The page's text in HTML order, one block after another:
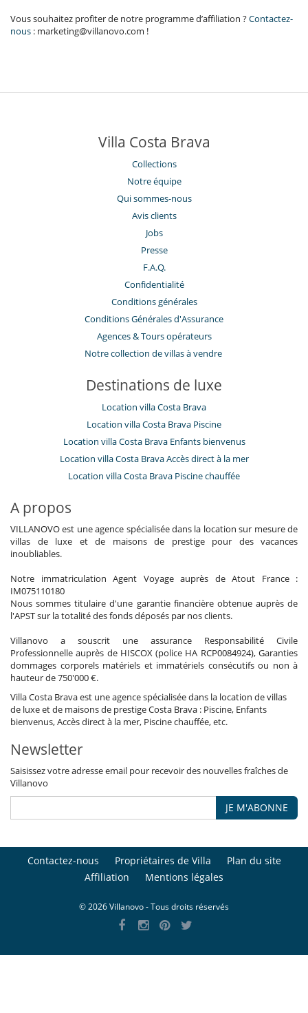
Vous souhaitez profiter de notre programme d’affiliation ?Contactez-
nous : marketing@villanovo.com !
Villa Costa Brava
Collections
Notre équipe
Qui sommes-nous
Avis clients
Jobs
Presse
F.A.Q.
Confidentialité
Conditions générales
Conditions Générales d'Assurance
​Agences & Tours opérateurs
Notre collection de villas à vendre
Destinations de luxe
Location villa Costa Brava
Location villa Costa Brava Piscine
Location villa Costa Brava Enfants bienvenus
Location villa Costa Brava Accès direct à la mer
Location villa Costa Brava Piscine chauffée
A propos
VILLANOVO est une agence spécialisée dans la location sur mesure de
villas de luxe et de maisons de prestige pour des vacances
inoubliables.
Notre immatriculation Agent Voyage auprès de Atout France :
IM075110180
Nous sommes titulaire d'une garantie financière obtenue auprès de
l'APST sur la totalité des fonds déposés par nos clients.
Villanovo a souscrit une assurance Responsabilité Civile
Professionnelle auprès de HISCOX (police HA RCP0084924), Garanties
dommages corporels matériels et immatériels consécutifs ou non à
hauteur de 750'000 €.
Villa Costa Brava est une agence spécialisée dans la location de villas
de luxe et de maisons de prestige Costa Brava : Piscine, Enfants
bienvenus, Accès direct à la mer, Piscine chauffée, etc.
Newsletter
Saisissez votre adresse email pour recevoir des nouvelles fraîches de
Villanovo
JE M'ABONNE
Contactez-nous Propriétaires de Villa
Plan du site
Affiliation
Mentions légales
© 2026 Villanovo - Tous droits réservés